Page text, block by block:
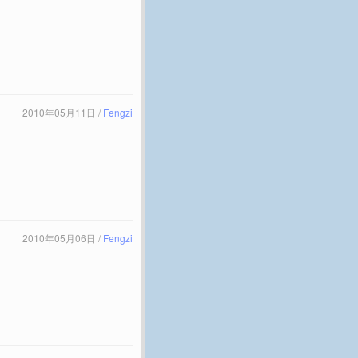
2010年05月11日 / Fengzi
2010年05月06日 / Fengzi